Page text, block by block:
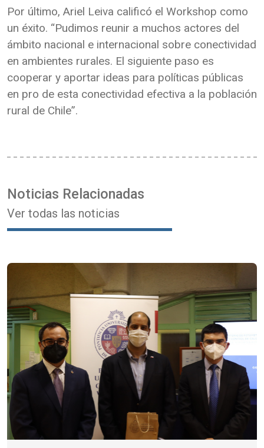
Por último, Ariel Leiva calificó el Workshop como
un éxito. “Pudimos reunir a muchos actores del
ámbito nacional e internacional sobre conectividad
en ambientes rurales. El siguiente paso es
cooperar y aportar ideas para políticas públicas
en pro de esta conectividad efectiva a la población
rural de Chile”.
Noticias Relacionadas
Ver todas las noticias